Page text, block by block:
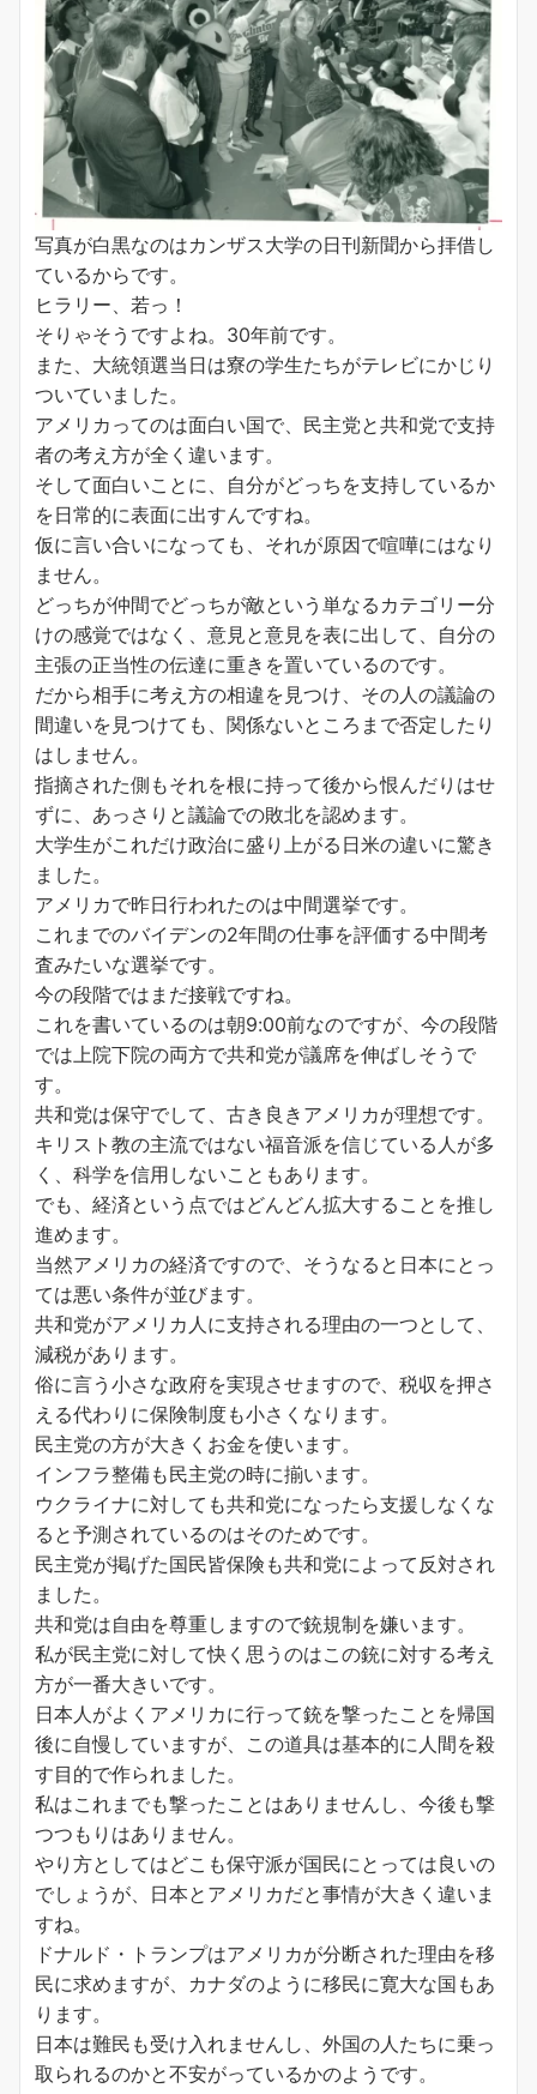
写真が白黒なのはカンザス大学の日刊新聞から拝借し
ているからです。
ヒラリー、若っ！
そりゃそうですよね。30年前です。
また、大統領選当日は寮の学生たちがテレビにかじり
ついていました。
アメリカってのは面白い国で、民主党と共和党で支持
者の考え方が全く違います。
そして面白いことに、自分がどっちを支持しているか
を日常的に表面に出すんですね。
仮に言い合いになっても、それが原因で喧嘩にはなり
ません。
どっちが仲間でどっちが敵という単なるカテゴリー分
けの感覚ではなく、意見と意見を表に出して、自分の
主張の正当性の伝達に重きを置いているのです。
だから相手に考え方の相違を見つけ、その人の議論の
間違いを見つけても、関係ないところまで否定したり
はしません。
指摘された側もそれを根に持って後から恨んだりはせ
ずに、あっさりと議論での敗北を認めます。
大学生がこれだけ政治に盛り上がる日米の違いに驚き
ました。
アメリカで昨日行われたのは中間選挙です。
これまでのバイデンの2年間の仕事を評価する中間考
査みたいな選挙です。
今の段階ではまだ接戦ですね。
これを書いているのは朝9:00前なのですが、今の段階
では上院下院の両方で共和党が議席を伸ばしそうで
す。
共和党は保守でして、古き良きアメリカが理想です。
キリスト教の主流ではない福音派を信じている人が多
く、科学を信用しないこともあります。
でも、経済という点ではどんどん拡大することを推し
進めます。
当然アメリカの経済ですので、そうなると日本にとっ
ては悪い条件が並びます。
共和党がアメリカ人に支持される理由の一つとして、
減税があります。
俗に言う小さな政府を実現させますので、税収を押さ
える代わりに保険制度も小さくなります。
民主党の方が大きくお金を使います。
インフラ整備も民主党の時に揃います。
ウクライナに対しても共和党になったら支援しなくな
ると予測されているのはそのためです。
民主党が掲げた国民皆保険も共和党によって反対され
ました。
共和党は自由を尊重しますので銃規制を嫌います。
私が民主党に対して快く思うのはこの銃に対する考え
方が一番大きいです。
日本人がよくアメリカに行って銃を撃ったことを帰国
後に自慢していますが、この道具は基本的に人間を殺
す目的で作られました。
私はこれまでも撃ったことはありませんし、今後も撃
つつもりはありません。
やり方としてはどこも保守派が国民にとっては良いの
でしょうが、日本とアメリカだと事情が大きく違いま
すね。
ドナルド・トランプはアメリカが分断された理由を移
民に求めますが、カナダのように移民に寛大な国もあ
ります。
日本は難民も受け入れませんし、外国の人たちに乗っ
取られるのかと不安がっているかのようです。